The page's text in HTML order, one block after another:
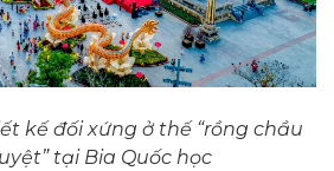
kế đối xứng ở thế “rồng chầu
tại Bia Quốc học